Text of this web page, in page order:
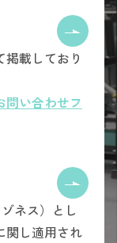
載しており
問い合わせフ
ネス）とし
関し適用され